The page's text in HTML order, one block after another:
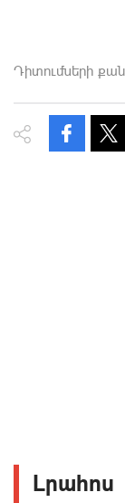
Դիտումների
Լրահոս